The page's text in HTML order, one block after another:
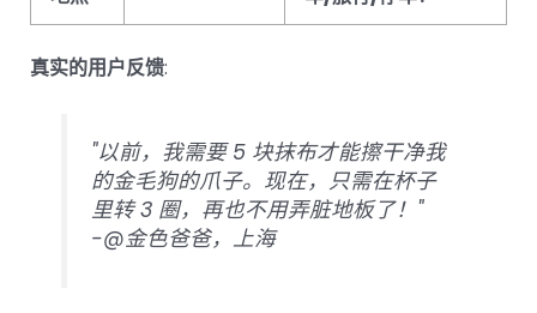
真实的用户反馈:
"以前，我需要 5 块抹布才能擦干净我
的金毛狗的爪子。现在，只需在杯子
里转 3 圈，再也不用弄脏地板了！"
-@金色爸爸，上海